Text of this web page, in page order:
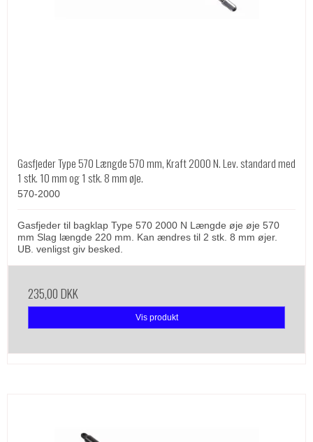
Gasfjeder Type 570 Længde 570 mm, Kraft 2000 N. Lev. standard med
1 stk. 10 mm og 1 stk. 8 mm øje.
570-2000
Gasfjeder til bagklap Type 570 2000 N Længde øje øje 570
mm Slag længde 220 mm. Kan ændres til 2 stk. 8 mm øjer.
UB. venligst giv besked.
235,00 DKK
Vis produkt